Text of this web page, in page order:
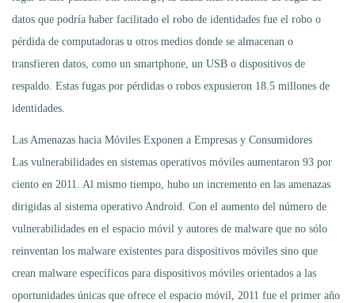
datos que podría haber facilitado el robo de identidades fue el robo o
pérdida de computadoras u otros medios donde se almacenan o
transfieren datos, como un smartphone, un USB o dispositivos de
respaldo. Estas fugas por pérdidas o robos expusieron 18.5 millones de
identidades.
Las Amenazas hacia Móviles Exponen a Empresas y Consumidores
Las vulnerabilidades en sistemas operativos móviles aumentaron 93 por
ciento en 2011. Al mismo tiempo, hubo un incremento en las amenazas
dirigidas al sistema operativo Android. Con el aumento del número de
vulnerabilidades en el espacio móvil y autores de malware que no sólo
reinventan los malware existentes para dispositivos móviles sino que
crean malware específicos para dispositivos móviles orientados a las
oportunidades únicas que ofrece el espacio móvil, 2011 fue el primer año